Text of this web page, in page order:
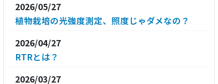
2026/05/27
植物栽培の光強度測定、照度じゃダメなの？
2026/04/27
RTRとは？
2026/03/27